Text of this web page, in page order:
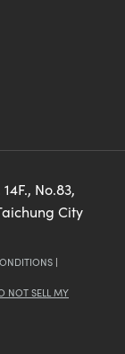
No.83,
City
|
NOT SELL MY